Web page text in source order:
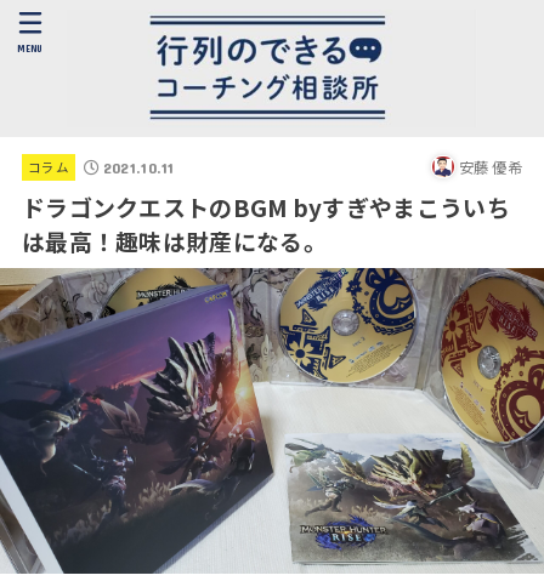
MENU
コラム 2021.10.11 安藤 優希
ドラゴンクエストのBGM byすぎやまこういち
は最高！趣味は財産になる。